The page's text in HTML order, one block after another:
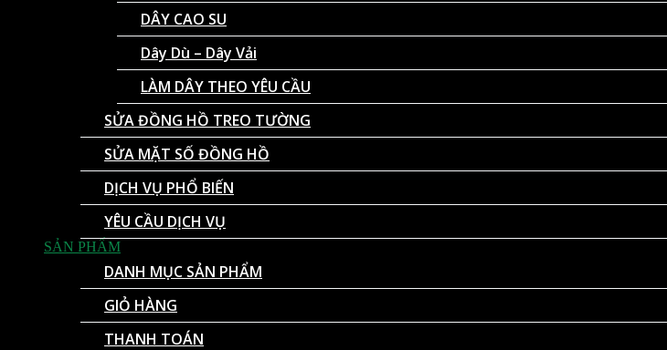
DÂY CAO SU
Dây Dù – Dây Vải
LÀM DÂY THEO YÊU CẦU
SỬA ĐỒNG HỒ TREO TƯỜNG
SỬA MẶT SỐ ĐỒNG HỒ
DỊCH VỤ PHỔ BIẾN
YÊU CẦU DỊCH VỤ
SẢN PHẨM
DANH MỤC SẢN PHẨM
GIỎ HÀNG
THANH TOÁN